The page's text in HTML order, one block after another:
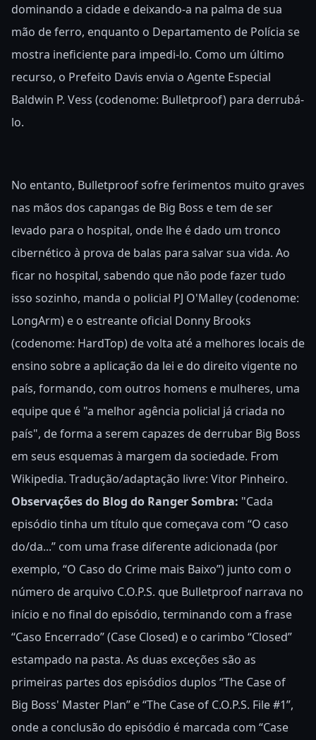
dominando a cidade e deixando-a na palma de sua
mão de ferro, enquanto o Departamento de Polícia se
mostra ineficiente para impedi-lo. Como um último
recurso, o Prefeito Davis envia o Agente Especial
Baldwin P. Vess (codenome: Bulletproof) para derrubá-
lo.
No entanto, Bulletproof sofre ferimentos muito graves
nas mãos dos capangas de Big Boss e tem de ser
levado para o hospital, onde lhe é dado um tronco
cibernético à prova de balas para salvar sua vida. Ao
ficar no hospital, sabendo que não pode fazer tudo
isso sozinho, manda o policial PJ O'Malley (codenome:
LongArm) e o estreante oficial Donny Brooks
(codenome: HardTop) de volta até a melhores locais de
ensino sobre a aplicação da lei e do direito vigente no
país, formando, com outros homens e mulheres, uma
equipe que é "a melhor agência policial já criada no
país", de forma a serem capazes de derrubar Big Boss
em seus esquemas à margem da sociedade. From
Wikipedia. Tradução/adaptação livre: Vitor Pinheiro.
Observações do Blog do Ranger Sombra: "Cada
episódio tinha um título que começava com “O caso
do/da...” com uma frase diferente adicionada (por
exemplo, “O Caso do Crime mais Baixo”) junto com o
número de arquivo C.O.P.S. que Bulletproof narrava no
início e no final do episódio, terminando com a frase
“Caso Encerrado” (Case Closed) e o carimbo “Closed”
estampado na pasta. As duas exceções são as
primeiras partes dos episódios duplos “The Case of
Big Boss' Master Plan” e “The Case of C.O.P.S. File #1”,
onde a conclusão do episódio é marcada com “Case